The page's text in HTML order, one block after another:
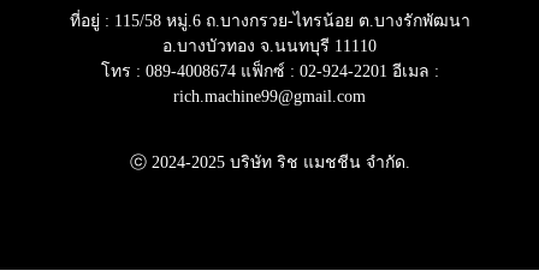
ที่อยู่ : 115/58 หมู่.6 ถ.บางกรวย-ไทรน้อย ต.บางรักพัฒนา
อ.บางบัวทอง จ.นนทบุรี 11110
โทร : 089-4008674 แฟ็กซ์ : 02‐924‐2201 อีเมล :
rich.machine99@gmail.com
ⓒ 2024-2025 บริษัท ริช แมชชีน จำกัด.